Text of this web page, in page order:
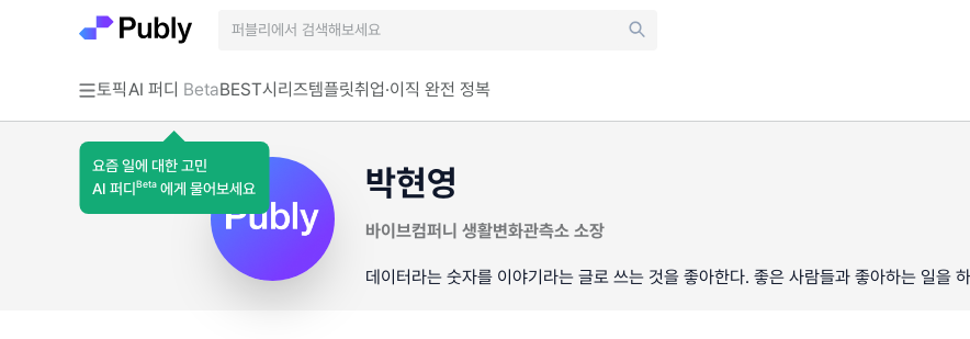
토픽AI 퍼디 Beta
요즘 일에 대한 고민
AI 퍼디 Beta 에게 물어보세요
BEST시리즈템플릿취업·이직 완전 정복
박현영
바이브컴퍼니 생활변화관측소 소장
데이터라는 숫자를 이야기라는 글로 쓰는 것을 좋아한다. 좋은 사람들과 좋아하는 일을